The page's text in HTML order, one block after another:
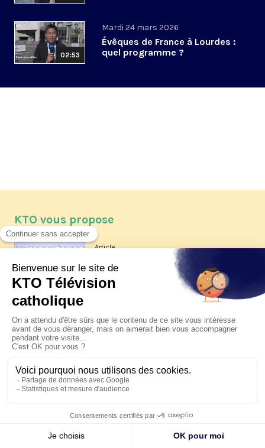
02:53
Mardi 24 mars 2026
Évêques de France à Lourdes :
quel programme ?
KTO vous propose
Article
Les reportages d'été 2026 de KTO
La visite pastorale du pape Léon
XIV à Assise à suivre sur KTO le
jeudi 6 août
Le pape en Uruguay, Argentine et
Pérou du 6 au 17 novembre 2026
© KTO 2026 — Mentions légales